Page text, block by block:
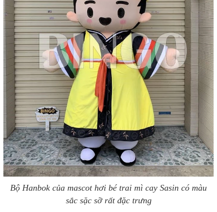
Bộ Hanbok của mascot hơi bé trai mì cay Sasin có màu
sắc sặc sỡ rất đặc trưng